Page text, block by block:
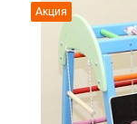
Акция